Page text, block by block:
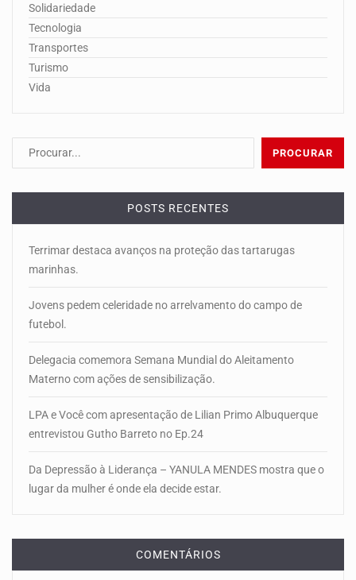
Solidariedade
Tecnologia
Transportes
Turismo
Vida
POSTS RECENTES
Terrimar destaca avanços na proteção das tartarugas
marinhas.
Jovens pedem celeridade no arrelvamento do campo de
futebol.
Delegacia comemora Semana Mundial do Aleitamento
Materno com ações de sensibilização.
LPA e Você com apresentação de Lilian Primo Albuquerque
entrevistou Gutho Barreto no Ep.24
Da Depressão à Liderança – YANULA MENDES mostra que o
lugar da mulher é onde ela decide estar.
COMENTÁRIOS